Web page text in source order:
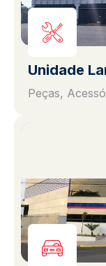
Unidade
Peças,